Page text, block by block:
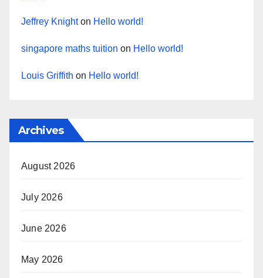
Jeffrey Knighton Hello world!
singapore maths tuition on Hello world!
Louis Griffith on Hello world!
Archives
August 2026
July 2026
June 2026
May 2026